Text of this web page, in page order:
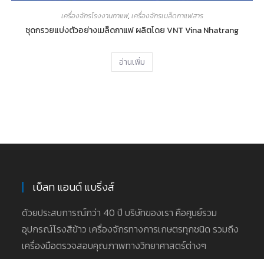
เครื่องจักรโรงงานกาแฟ,เครื่องจักรเมล็ดกาแฟสาร
ชุดกรวยแบ่งตัวอย่างเมล็ดกาแฟ ผลิตโดย VNT Vina Nhatrang
อ่านเพิ่ม
เบ็ลท แอนด์ แบริ่งส์
ด้วยประสบการณ์กว่า 40 ปี บริษัทของเรา คือศูนย์รวม
อุปกรณ์โรงสีข้าว เครื่องจักรทางการเกษตรทุกชนิด รวมถึง
เครื่องมือตรวจสอบคุณภาพทางวิทยาศาสตร์ต่างๆ